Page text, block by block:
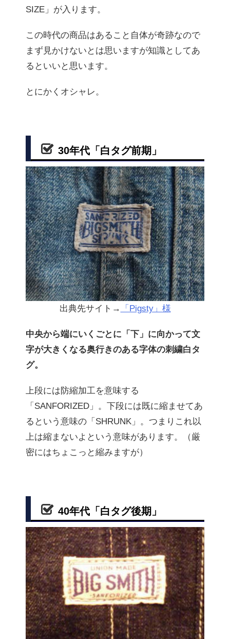
SIZE」が入ります。
この時代の商品はあること自体が奇跡なので
まず見かけないとは思いますが知識としてあ
るといいと思います。
とにかくオシャレ。
30年代「白タグ前期」
出典先サイト→ 「Pigsty」様
中央から端にいくごとに「下」に向かって文
字が大きくなる奥行きのある字体の刺繍白タ
グ。
上段には防縮加工を意味する
「SANFORIZED」。下段には既に縮ませてあ
るという意味の「SHRUNK」。つまりこれ以
上は縮まないよという意味があります。（厳
密にはちょこっと縮みますが）
40年代「白タグ後期」